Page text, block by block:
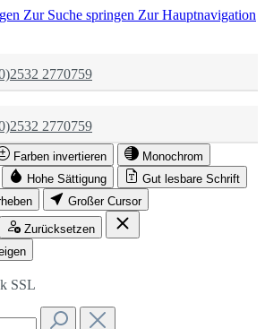
Zur Suche springen Zur Hauptnavigation
2770759
SSL
2770759
SSL
Farben invertieren
Monochrom
Hohe Sättigung
Gut lesbare Schrift
Großer Cursor
Zurücksetzen